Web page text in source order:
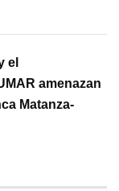
el
amenazan
Matanza-